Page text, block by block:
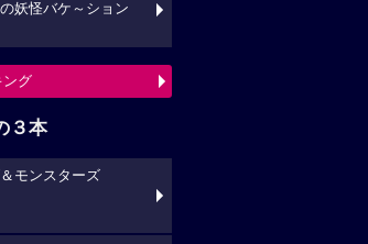
妖怪バケ～ション
ング
３本
モンスターズ